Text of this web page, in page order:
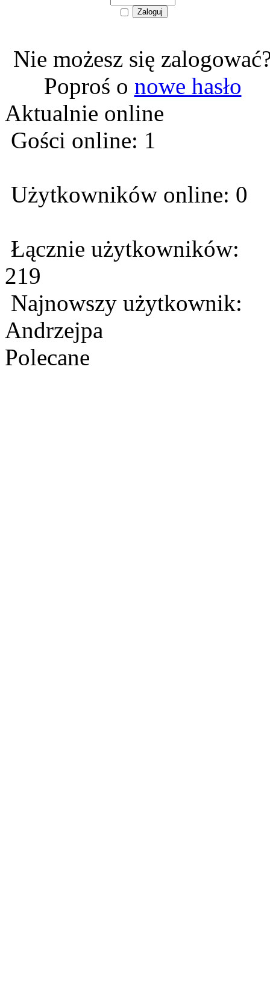
Nie możesz się
Poproś o nowe hasło
Aktualnie online
Gości online: 1
Użytkowników online: 0
Łącznie użytkowników:
219
Najnowszy użytkownik:
Andrzejpa
Polecane